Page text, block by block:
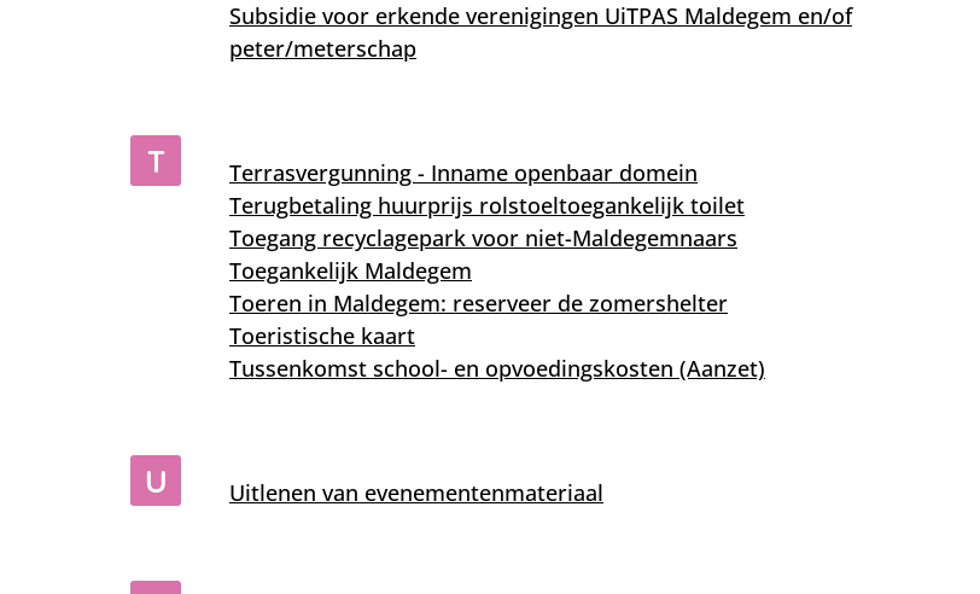
Subsidie voor erkende verenigingen UiTPAS Maldegem en/of
peter/meterschap
T
Terrasvergunning - Inname openbaar domein
Terugbetaling huurprijs rolstoeltoegankelijk toilet
Toegang recyclagepark voor niet-Maldegemnaars
Toegankelijk Maldegem
Toeren in Maldegem: reserveer de zomershelter
Toeristische kaart
Tussenkomst school- en opvoedingskosten (Aanzet)
U Uitlenen van evenementenmateriaal